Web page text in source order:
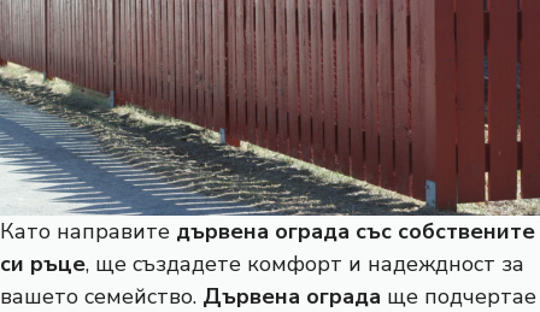
Като направите дървена ограда със собствените
си ръце, ще създадете комфорт и надеждност за
вашето семейство. Дървена ограда ще подчертае